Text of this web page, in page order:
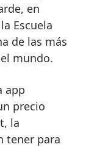
en
Escuela
de las más
mundo.
app
precio
la
tener para